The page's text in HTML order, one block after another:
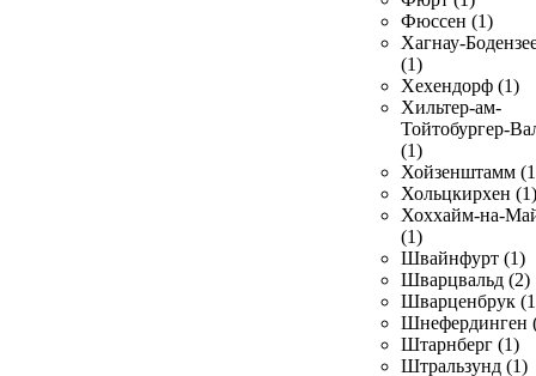
Фюссен (1)
Хагнау-
(1)
Хехендорф (1)
Хильтер-ам-
Тойтобургер-
(1)
Хойзенштамм
Хольцкирхен (1)
Хоххайм-на-
(1)
Швайнфурт (1)
Шварцвальд (2)
Шварценбрук
Шнефердинген
Штарнберг (1)
Штральзунд (1)